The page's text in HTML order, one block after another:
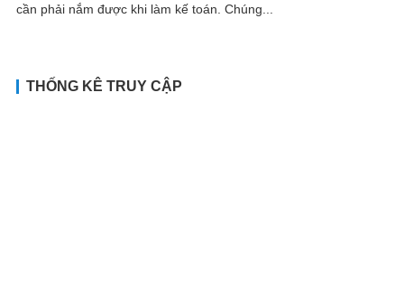
cần phải nắm được khi làm kế toán. Chúng...
THỐNG KÊ TRUY CẬP